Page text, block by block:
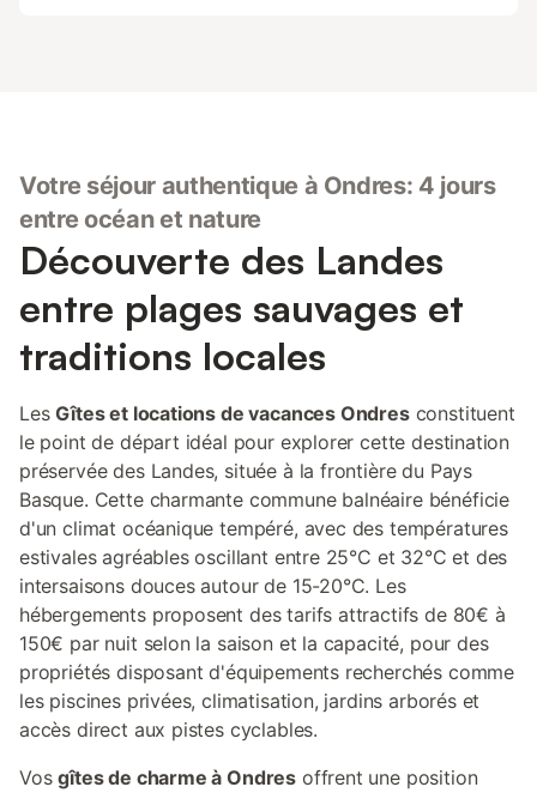
Votre séjour authentique à Ondres: 4 jours
entre océan et nature
Découverte des Landes
entre plages sauvages et
traditions locales
LesGîtes et locations de vacances Ondresconstituent
le point de départ idéal pour explorer cette destination
préservée des Landes, située à la frontière du Pays
Basque. Cette charmante commune balnéaire bénéficie
d'un climat océanique tempéré, avec des températures
estivales agréables oscillant entre 25°C et 32°C et des
intersaisons douces autour de 15-20°C. Les
hébergements proposent des tarifs attractifs de 80€ à
150€ par nuit selon la saison et la capacité, pour des
propriétés disposant d'équipements recherchés comme
les piscines privées, climatisation, jardins arborés et
accès direct aux pistes cyclables.
Vosgîtes de charme à Ondres offrent une position